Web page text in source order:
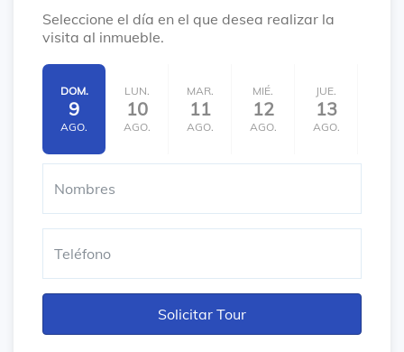
Seleccione el día en el que desea realizar la
visita al inmueble.
DOM.
9
AGO.
LUN.
10
AGO.
MAR.
11
AGO.
MIÉ.
12
AGO.
JUE.
13
AGO.